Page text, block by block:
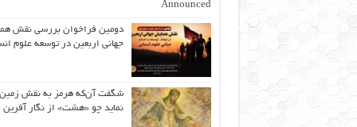
Announced
دومین فراخوان بررسی نقش
جهانی اربعین در توسعه علوم
شگفت آن‌که هرمز به نقش زمین
نماید چو «هشت» از نگار آفرین